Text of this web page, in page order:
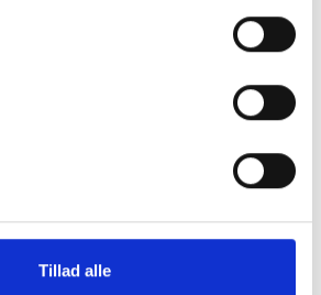
Tillad alle
Østersøvej 8
4673 Rødvig, Stevns